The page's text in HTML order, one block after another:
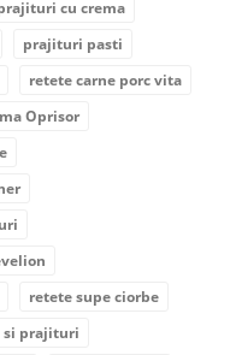
cu crema
prajituri pasti
retete carne porc vita
Oprisor
retete supe ciorbe
si prajituri